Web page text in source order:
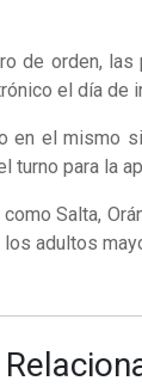
orden,
el día de
el mismo
para la
Salta,
adultos